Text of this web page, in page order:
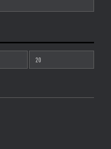
Prix
max